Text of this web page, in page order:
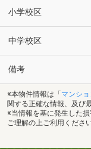
小学校区
中学校区
備考
※本物件情報は「 マンシ
関する正確な情報、及び
※当情報を基に発生した
ご理解の上ご利用ください